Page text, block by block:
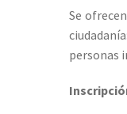
Se
personas